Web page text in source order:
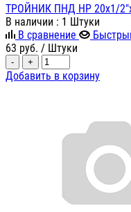
ТРОЙНИК ПНД НР 20х1/
В наличии : 1 Штуки
В сравнение
63 руб. / Штуки
- +
Добавить в корзину